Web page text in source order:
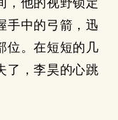
他的视野锁定
手中的弓箭，迅
位。在短短的几
了，李昊的心跳